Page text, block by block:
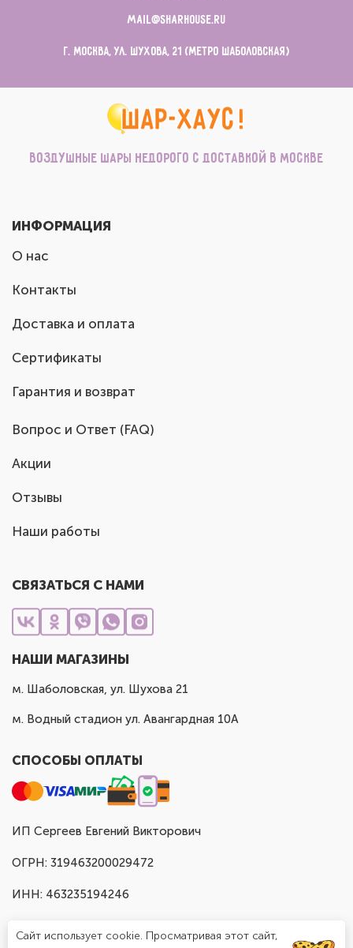
mail@sharhouse.ru
г. Москва, ул. Шухова, 21 (метро Шаболовская)
Воздушные шары недорого с доставкой в Москве
ИНФОРМАЦИЯ
О нас
Контакты
Доставка и оплата
Сертификаты
Гарантия и возврат
Вопрос и Ответ (FAQ)
Акции
Отзывы
Наши работы
СВЯЗАТЬСЯ С НАМИ
НАШИ МАГАЗИНЫ
м. Шаболовская, ул. Шухова 21
м. Водный стадион ул. Авангардная 10А
СПОСОБЫ ОПЛАТЫ
ИП Сергеев Евгений Викторович
ОГРН: 319463200029472
ИНН: 463235194246
Сайт использует cookie. Просматривая этот сайт,